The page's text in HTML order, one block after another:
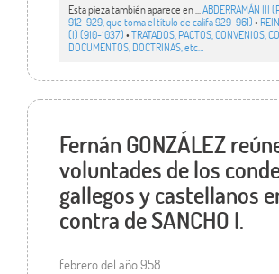
Esta pieza también aparece en ... ABDERRAMÁN III
912-929, que toma el título de califa 929-961)•
(I) (910-1037)•TRATADOS, PACTOS, CONVENIOS,
DOCUMENTOS, DOCTRINAS, etc…
Fernán GONZÁLEZ
voluntades de los
gallegos y castellanos
contra de SANCHO I.
febrero del año 958